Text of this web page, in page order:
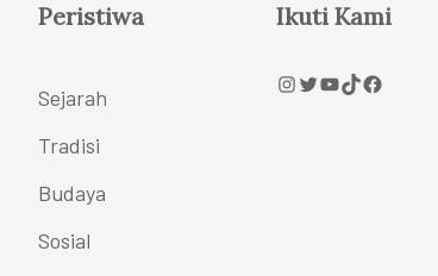
Peristiwa
Sejarah
Tradisi
Budaya
Sosial
Ikuti Kami